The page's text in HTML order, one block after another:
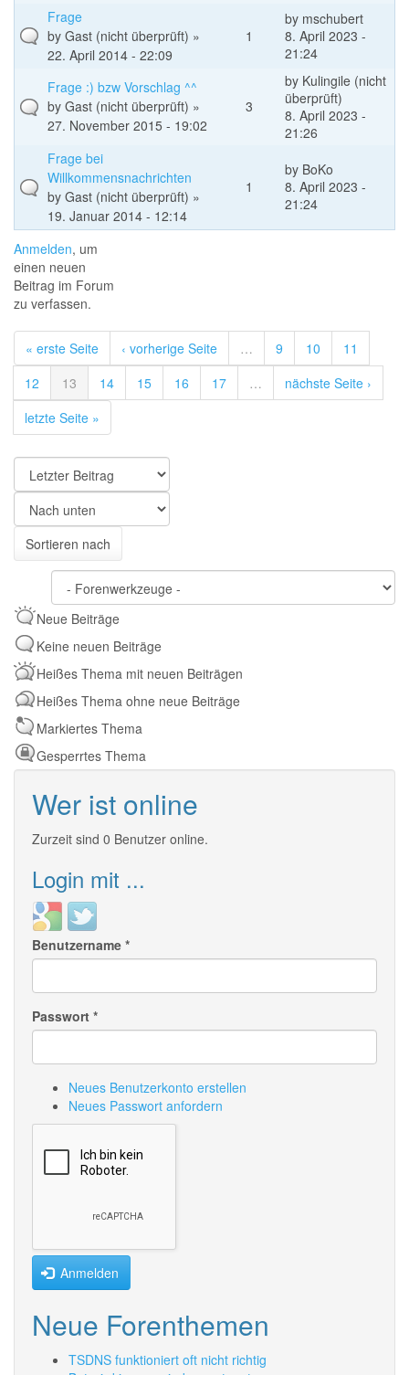
Frage
by Gast (nicht überprüft) »
22. April 2014 - 22:09
1
by mschubert
8. April 2023 -
21:24
Frage :) bzw Vorschlag ^^
by Gast (nicht überprüft) »
27. November 2015 - 19:02
3
by Kulingile (nicht
überprüft)
8. April 2023 -
21:26
Frage bei
Willkommensnachrichten
by Gast (nicht überprüft) »
19. Januar 2014 - 12:14
1
by BoKo
8. April 2023 -
21:24
Anmelden, um
einen neuen
Beitrag im Forum
zu verfassen.
« erste Seite ‹ vorherige Seite … 9 10
11
12
13 14 15 16 17 …
nächste Seite ›
letzte Seite »
Sortieren
nach
Sortieren
nach
Sortieren nach
Neue Beiträge
Keine neuen Beiträge
Heißes Thema mit neuen Beiträgen
Heißes Thema ohne neue Beiträge
Markiertes Thema
Gesperrtes Thema
Wer ist online
Zurzeit sind 0 Benutzer online.
Login mit ...
Login
with
Google
Login
with
Twitter
Benutzername *
Passwort *
Neues Benutzerkonto erstellen
Neues Passwort anfordern
Anmelden
Neue Forenthemen
TSDNS funktioniert oft nicht richtig